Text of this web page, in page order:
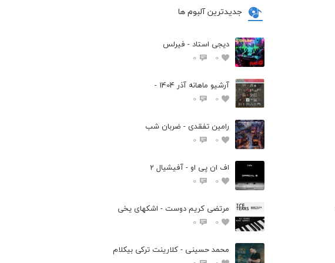
جدیدترین آلبوم ها
دیجی استاد - فیرلس
0
0
آرشیو ماهانه آذر 1404 -
0
0
رامین تفقدی - ضربان شب
0
0
اف ان پی او - آفیشیال 2
0
0
مرتضی کریم دوست - اشکهای یخی
0
0
محمد حسینی - کلارینت ترکی بیکلام